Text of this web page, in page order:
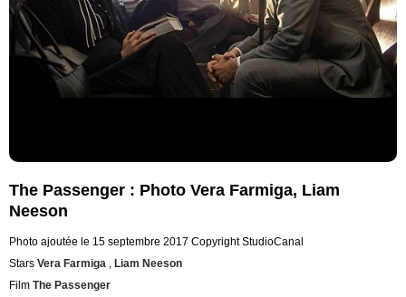
The Passenger : Photo Vera Farmiga, Liam
Neeson
Photo ajoutée le 15 septembre 2017 Copyright StudioCanal
Stars Vera Farmiga , Liam Neeson
Film The Passenger